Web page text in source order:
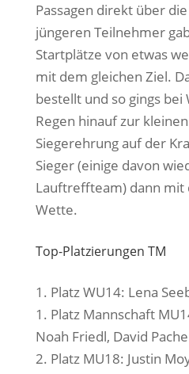
Passagen direkt über
jüngeren Teilnehmer
Startplätze von etwas
mit dem gleichen Ziel.
bestellt und so gings bei
Regen hinauf zur
Siegerehrung auf der
Sieger (einige davon
Lauftreffteam) dann mit
Wette.
Top-Platzierungen TM
1. Platz WU14: Lena
1. Platz Mannschaft
Noah Friedl, David
2. Platz MU18: Justin